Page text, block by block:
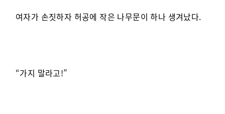
여자가 손짓하자 허공에 작은 나무문이 하나 생겨났다.
“가지 말라고!”